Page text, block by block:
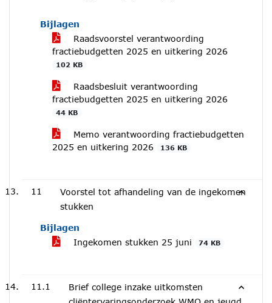
Bijlagen
Raadsvoorstel verantwoording
fractiebudgetten 2025 en uitkering 2026
102 KB
Raadsbesluit verantwoording
fractiebudgetten 2025 en uitkering 2026
44 KB
Memo verantwoording fractiebudgetten
2025 en uitkering 2026
136 KB
11
Voorstel tot afhandeling van de ingekomen
stukken
Bijlagen
Ingekomen stukken 25 juni
74 KB
11.1
Brief college inzake uitkomsten